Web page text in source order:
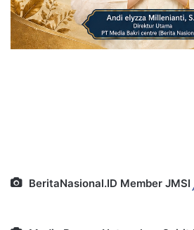
BeritaNasional.ID Member JMSI